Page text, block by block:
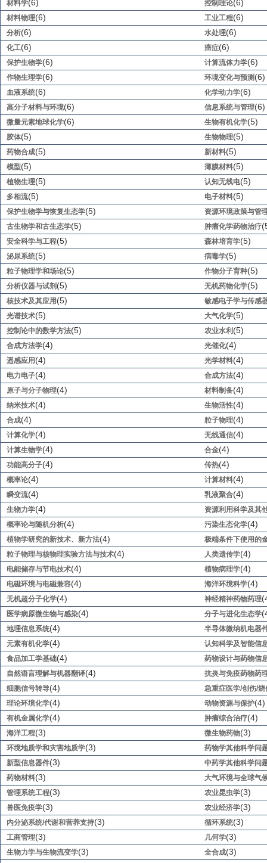
材料学(6) 控制理论(6)
材料物理(6) 工业工程(6)
分析(6) 水处理(6)
化工(6) 癌症(6)
保护生物学(6) 计算流体力学(6)
作物生理学(6) 环境变化与预测 (6)
血液系统(6) 化学动力学(6)
高分子材料与环境(6) 信息系统与管理(6)
微量元素地球化学(6) 生物有机化学(5)
胶体(5) 生物物理(5)
药物合成(5) 新材料(5)
模型(5) 薄膜材料(5)
植物生理(5) 认知无线电(5)
多相流(5) 电子材料(5)
保护生物学与恢复生态学(5)
资源环境政策与管
古生物学和古生态学(5) 肿瘤化学药物治疗
安全科学与工程(5) 森林培育学(5)
泌尿系统(5) 病毒学(5)
粒子物理学和场论(5) 作物分子育种(5)
分析仪器与试剂 (5) 无机药物化学(5)
核技术及其应用 (5)
敏感电子学与传感
光谱技术(5) 大气化学(5)
控制论中的数学方法(5) 农业水利 (5)
合成方法学(4) 光催化(4)
遥感应用 (4) 光学材料(4)
电力电子(4) 合成方法(4)
原子与分子物理(4) 材料制备(4)
纳米技术(4) 生物活性(4)
合成(4) 粒子物理(4)
计算化学(4) 无线通信(4)
计算生物学(4) 合金(4)
功能高分子(4) 传热(4)
概率论(4) 计算材料(4)
瞬变流(4) 乳液聚合(4)
生物力学(4)
资源利用科学及其
概率论与随机分析(4) 污染生态化学(4)
植物学研究的新技术、新方法(4)
极端条件下使用的
粒子物理与核物理实验方法与技术(4) 人类遗传学(4)
电能储存与节电技术(4) 植物病理学(4)
电磁环境与电磁兼容(4) 海洋环境科学(4)
无机超分子化学(4) 神经精神药物药理
医学病原微生物与感染(4) 分子与进化生态学
地理信息系统(4)
半导体微纳机电器
元素有机化学(4)
认知科学及智能信
食品加工学基础(4)
药物设计与药物信
自然语言理解与机器翻译(4)
抗炎与免疫药物药
细胞信号转导(4)
急重症医学/创伤/烧
理论环境化学(4) 动物资源与保护(4)
有机金属化学(4) 肿瘤综合治疗(4)
海洋工程(3) 微生物药物(3)
环境地质学和灾害地质学(3)
药物学其他科学问
新型信息器件(3)
中药学其他科学问
药物材料(3)
大气环境与全球气
管理系统工程(3) 农业昆虫学(3)
兽医免疫学(3) 农业经济学(3)
内分泌系统/代谢和营养支持(3) 循环系统(3)
工商管理(3) 几何学(3)
生物力学与生物流变学(3) 全合成(3)